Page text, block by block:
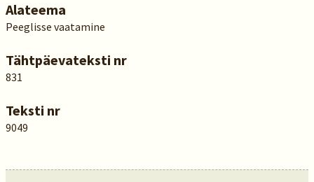
Alateema
Peeglisse vaatamine
Tähtpäevateksti nr
831
Teksti nr
9049